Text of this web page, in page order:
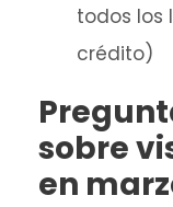
todos los
crédito)
sobre
en